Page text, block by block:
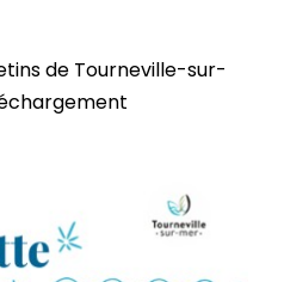
de Tourneville-sur-